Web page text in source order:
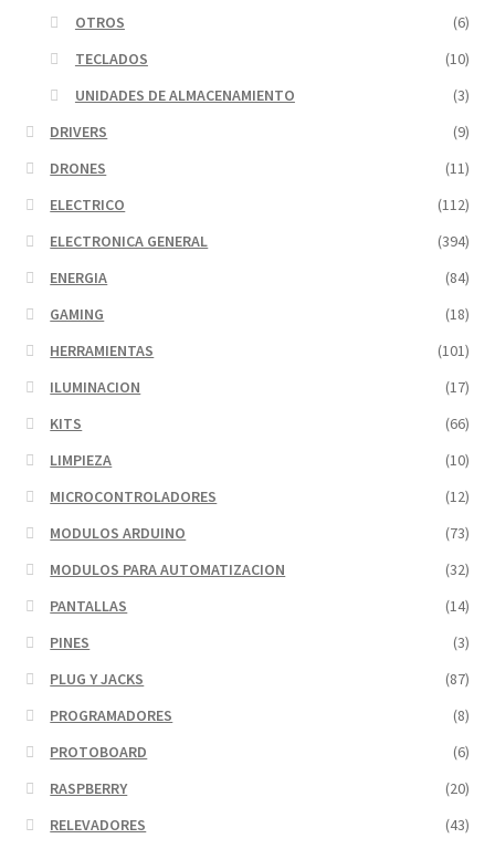
OTROS
(6)
TECLADOS
(10)
UNIDADES DE ALMACENAMIENTO
(3)
DRIVERS
(9)
DRONES
(11)
ELECTRICO
(112)
ELECTRONICA GENERAL
(394)
ENERGIA
(84)
GAMING
(18)
HERRAMIENTAS
(101)
ILUMINACION
(17)
KITS
(66)
LIMPIEZA
(10)
MICROCONTROLADORES
(12)
MODULOS ARDUINO
(73)
MODULOS PARA AUTOMATIZACION
(32)
PANTALLAS
(14)
PINES
(3)
PLUG Y JACKS
(87)
PROGRAMADORES
(8)
PROTOBOARD
(6)
RASPBERRY
(20)
RELEVADORES
(43)